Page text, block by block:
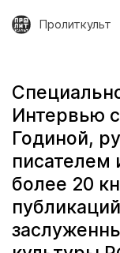
Пролиткульт
Интервью
Годиной,
писателем
более 20